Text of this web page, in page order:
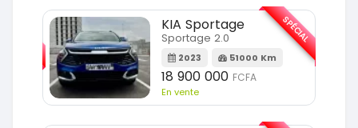
KIA Sportage
Sportage 2.0
2023 51000 Km
18 900 000 FCFA
En vente
SPÉCIAL